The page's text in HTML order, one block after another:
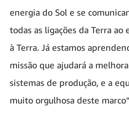
energia do Sol e se
todas as ligações da Terra ao
à Terra. Já estamos
missão que ajudará a
sistemas de produção, e a
muito orgulhosa deste